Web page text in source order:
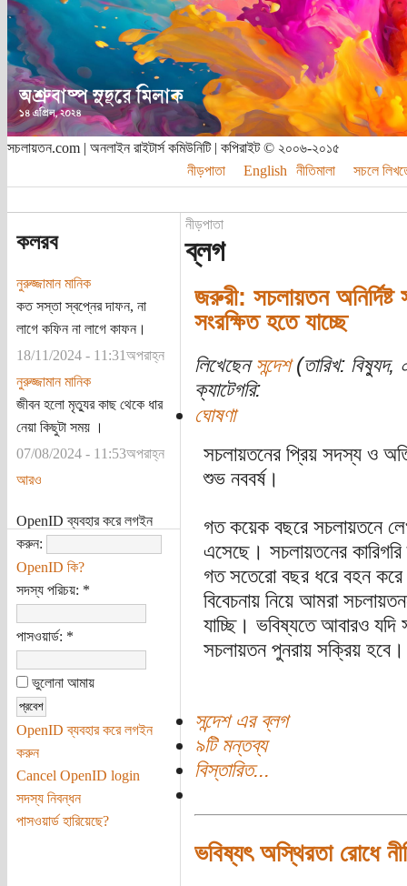
সচলায়তন.com | অনলাইন রাইটার্স কমিউনিটি | কপিরাইট © ২০০৬-২০১৫
নীড়পাতা
English নীতিমালা সচলে
কলরব
নুরুজ্জামান মানিক
কত সস্তা স্বপ্নের দাফন, না
লাগে কফিন না লাগে কাফন।
18/11/2024 - 11:31অপরাহ্ন
নুরুজ্জামান মানিক
জীবন হলো মৃত্যুর কাছ থেকে ধার
নেয়া কিছুটা সময় ।
07/08/2024 - 11:53অপরাহ্ন
আরও
OpenID ব্যবহার করে লগইন
করুন:
OpenID কি?
সদস্য পরিচয়: *
পাসওয়ার্ড: *
ভুলোনা আমায়
OpenID ব্যবহার করে লগইন
করুন
Cancel OpenID login
সদস্য নিবন্ধন
পাসওয়ার্ড হারিয়েছে?
নীড়পাতা
ব্লগ
জরুরী: সচলায়তন
সংরক্ষিত হতে যাচ্ছে
লিখেছেন সন্দেশ(তারিখ: বিষ্যুদ,
ক্যাটেগরি:
ঘোষণা
সচলায়তনের প্রিয় সদস্য ও
শুভ নববর্ষ।
গত কয়েক বছরে সচলায়তনে
এসেছে। সচলায়তনের
গত সতেরো বছর ধরে বহন
বিবেচনায় নিয়ে আমরা
যাচ্ছি। ভবিষ্যতে আবারও
সচলায়তন পুনরায় সক্রিয় হবে।
সন্দেশ এর ব্লগ
৯টি মন্তব্য
বিস্তারিত...
ভবিষ্যৎ অস্থিরতা রোধে